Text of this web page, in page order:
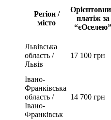
Регіон /
місто
платіж за
“єОселею”
Львівська
область /
Львів
17 100 грн
Івано-
Франківська
область /
Івано-
Франківськ
14 700 грн